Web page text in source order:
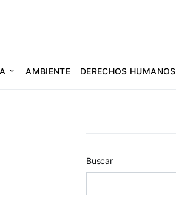
AMBIENTE DERECHOS HUMANOS
Buscar